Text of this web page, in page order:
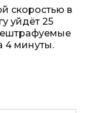
скоростью в
уйдёт 25
4 минуты.